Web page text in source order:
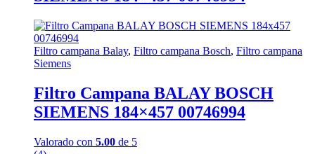
Filtro campana Balay, Filtro campana Bosch, Filtro campana
Siemens
Filtro Campana BALAY BOSCH
SIEMENS 184×457 00746994
Valorado con 5.00 de 5